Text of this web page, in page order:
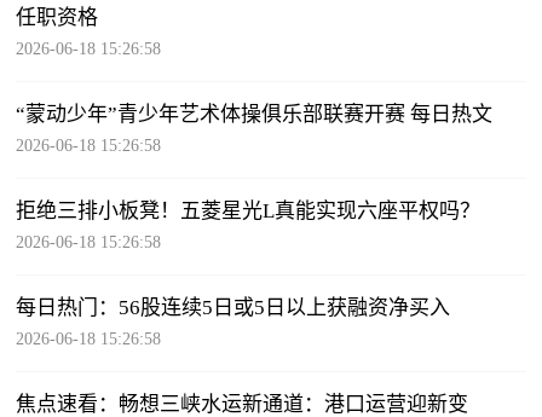
任职资格
2026-06-18 15:26:58
“蒙动少年”青少年艺术体操俱乐部联赛开赛 每日热文
2026-06-18 15:26:58
拒绝三排小板凳！五菱星光L真能实现六座平权吗？
2026-06-18 15:26:58
每日热门：56股连续5日或5日以上获融资净买入
2026-06-18 15:26:58
焦点速看：畅想三峡水运新通道：港口运营迎新变